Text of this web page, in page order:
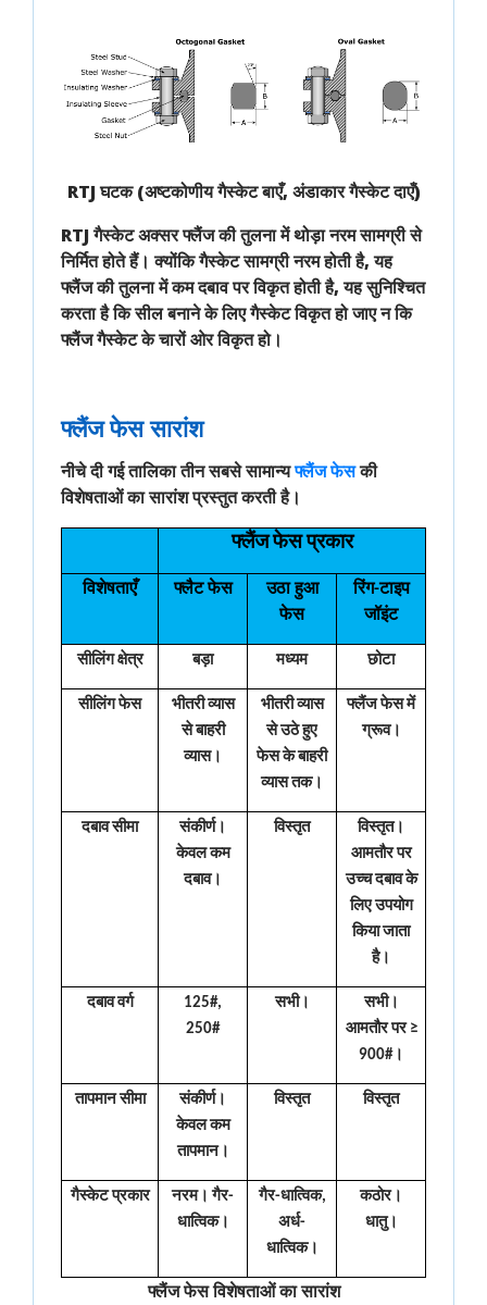
RTJ घटक (अष्टकोणीय गैस्केट बाएँ, अंडाकार गैस्केट दाएँ)
RTJ गैस्केटअक्सर फ्लैंज की तुलना मेंथोड़ा नरमसामग्री से
निर्मित होते हैं। क्योंकि गैस्केट सामग्री नरम होती है, यह
फ्लैंज की तुलना में कम दबाव पर विकृतहोती है, यह सुनिश्चित
करता है कि सील बनाने के लिए गैस्केट विकृत हो जाए न कि
फ्लैंज गैस्केट के चारों ओर विकृत हो।
फ्लैंज फेस सारांश
नीचे दी गई तालिका तीन सबसे सामान्यफ्लैंज फेसकी
विशेषताओं का सारांश प्रस्तुत करती है।
फ्लैंज फेस प्रकार
विशेषताएँ फ्लैट फेस
उठा हुआ
फेस
रिंग-टाइप
जॉइंट
सीलिंग क्षेत्र बड़ा मध्यम छोटा
सीलिंग फेस
भीतरी व्यास
से बाहरी
व्यास।
भीतरी व्यास
से उठे हुए
फेस के बाहरी
व्यास तक।
फ्लैंज फेस में
ग्रूव।
दबाव सीमा
संकीर्ण।
केवल कम
दबाव।
विस्तृत
विस्तृत।
आमतौर पर
उच्च दबाव के
लिए उपयोग
किया जाता
है।
दबाव वर्ग
125#,
250#
सभी।
सभी।
आमतौर पर ≥
900#।
तापमान सीमा
संकीर्ण।
केवल कम
तापमान।
विस्तृत विस्तृत
गैस्केट प्रकार
नरम। गैर-
धात्विक।
गैर-धात्विक,
अर्ध-
धात्विक।
कठोर।
धातु।
फ्लैंज फेस विशेषताओं का सारांश